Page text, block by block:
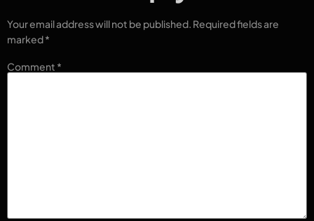
Your email address will not be published. Required fields are
marked*
Comment *